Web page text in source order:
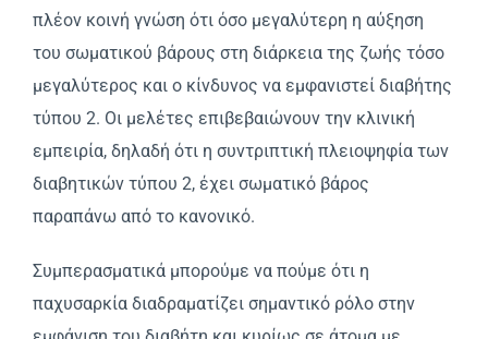
πλέον κοινή γνώση ότι όσο μεγαλύτερη η αύξηση
του σωματικού βάρους στη διάρκεια της ζωής τόσο
μεγαλύτερος και ο κίνδυνος να εμφανιστεί διαβήτης
τύπου 2. Οι μελέτες επιβεβαιώνουν την κλινική
εμπειρία, δηλαδή ότι η συντριπτική πλειοψηφία των
διαβητικών τύπου 2, έχει σωματικό βάρος
παραπάνω από το κανονικό.
Συμπερασματικά μπορούμε να πούμε ότι η
παχυσαρκία διαδραματίζει σημαντικό ρόλο στην